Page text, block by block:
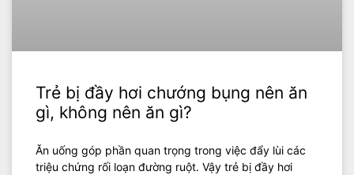
Trẻ bị đầy hơi chướng bụng nên ăn
gì, không nên ăn gì?
Ăn uống góp phần quan trọng trong việc đẩy lùi các
triệu chứng rối loạn đường ruột. Vậy trẻ bị đầy hơi